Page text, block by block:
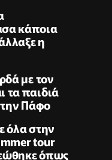
κάποια
η
με τον
τα παιδιά
την Πάφο
όλα στην
tour
όπως